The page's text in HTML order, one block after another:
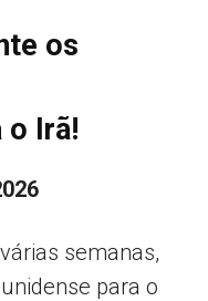
os
o Irã!
semanas,
para o